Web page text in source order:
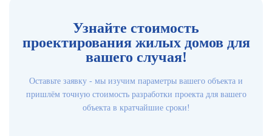
Узнайте стоимость
проектирования жилых домов для
вашего случая!
Оставьте заявку - мы изучим параметры вашего объекта и
пришлём точную стоимость разработки проекта для вашего
объекта в кратчайшие сроки!